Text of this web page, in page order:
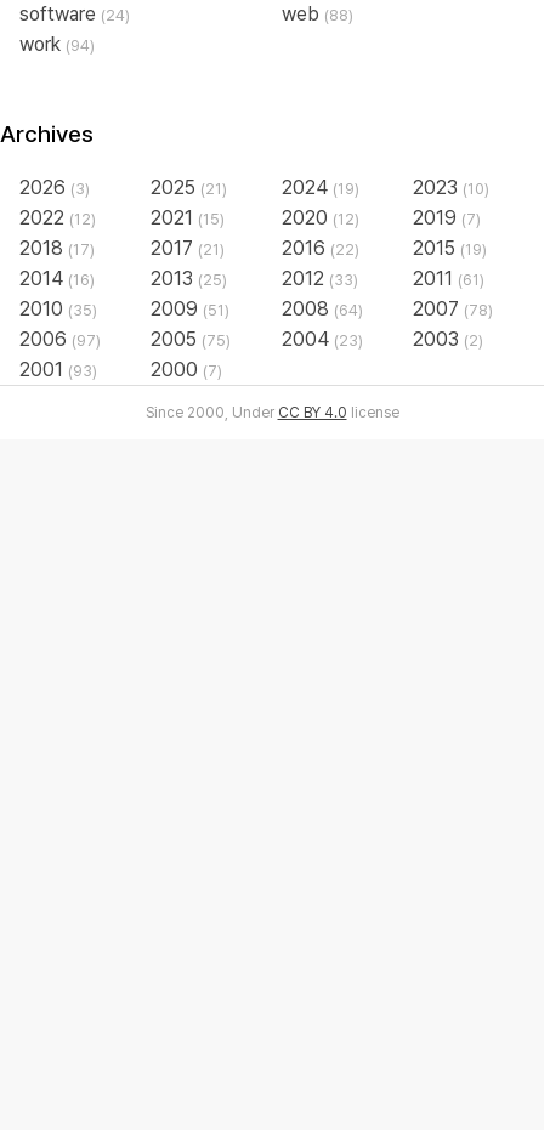
software (24) web (88)
work (94)
Archives
2026 (3) 2025 (21) 2024 (19) 2023 (10)
2022 (12) 2021 (15) 2020 (12) 2019 (7)
2018 (17) 2017 (21) 2016 (22) 2015 (19)
2014 (16) 2013 (25) 2012 (33) 2011 (61)
2010 (35) 2009 (51) 2008 (64) 2007 (78)
2006 (97) 2005 (75) 2004 (23) 2003 (2)
2001 (93) 2000 (7)
Since 2000, Under CC BY 4.0 license